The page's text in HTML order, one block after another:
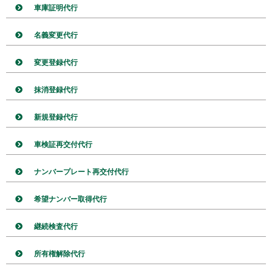
車庫証明代行
名義変更代行
変更登録代行
抹消登録代行
新規登録代行
車検証再交付代行
ナンバープレート再交付代行
希望ナンバー取得代行
継続検査代行
所有権解除代行